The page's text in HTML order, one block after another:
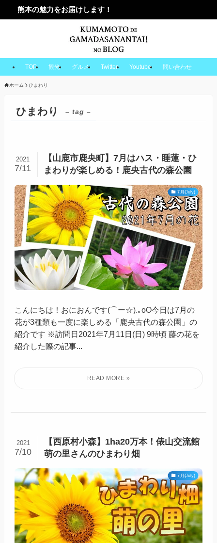
本の魅力をお届けします！
TOP 観光 グルメ Twitter Youtube 問い合わせ
ホーム ひまわり
ひまわり – tag –
【山鹿市鹿央町】7月はハス・睡蓮・ひ
まわりが楽しめる！鹿央古代の森公園
2021
7/11
7月(July)
こんにちは！おにおんです(⌒ー☆).｡oO今日は7月の
花が3種類も一度に楽しめる「鹿央古代の森公園」の
紹介です ※訪問日2021年7月11日(日) 9時頃 藤の花を
紹介した際の記事...
【西原村小森】1ha20万本！俵山交流館
萌の里さんのひまわり畑
2021
7/10
7月(July)